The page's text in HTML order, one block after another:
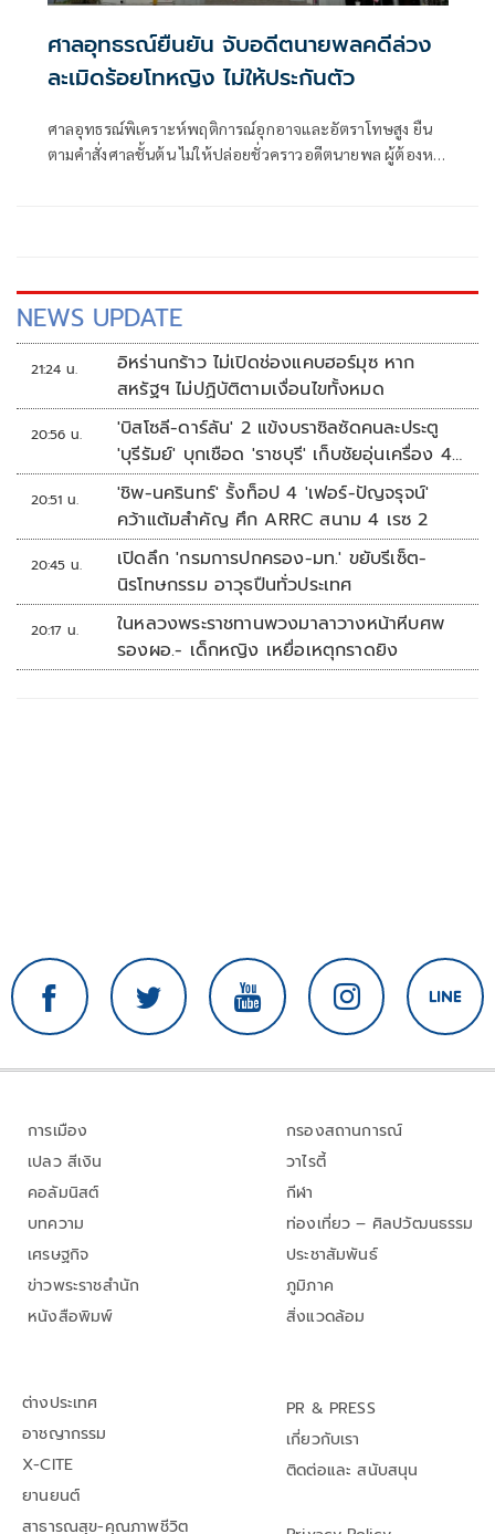
ศาลอุทธรณ์ยืนยัน จับอดีตนายพลคดีล่วง
ละเมิดร้อยโทหญิง ไม่ให้ประกันตัว
ศาลอุทธรณ์พิเคราะห์พฤติการณ์อุกอาจและอัตราโทษสูง ยืน
ตามคำสั่งศาลชั้นต้น ไม่ให้ปล่อยชั่วคราวอดีตนายพล ผู้ต้องหา
NEWS UPDATE
21:24 น.
อิหร่านกร้าว ไม่เปิดช่องแคบฮอร์มุซ หาก
สหรัฐฯ ไม่ปฏิบัติตามเงื่อนไขทั้งหมด
20:56 น.
'บิสโซลี-ดาร์ลัน' 2 แข้งบราซิลซัดคนละประตู
'บุรีรัมย์' บุกเชือด 'ราชบุรี' เก็บชัยอุ่นเครื่อง 4
นัดรวด
20:51 น.
'ชิพ-นครินทร์' รั้งท็อป 4 'เฟอร์-ปัญจรุจน์'
คว้าแต้มสำคัญ ศึก ARRC สนาม 4 เรซ 2
20:45 น.
เปิดลึก 'กรมการปกครอง-มท.' ขยับรีเซ็ต-
นิรโทษกรรม อาวุธปืนทั่วประเทศ
20:17 น.
ในหลวงพระราชทานพวงมาลาวางหน้าหีบศพ
รองผอ.- เด็กหญิง เหยื่อเหตุกราดยิง
การเมือง
เปลว สีเงิน
คอลัมนิสต์
บทความ
เศรษฐกิจ
ข่าวพระราชสำนัก
หนังสือพิมพ์
กรองสถานการณ์
วาไรตี้
กีฬา
ท่องเที่ยว – ศิลปวัฒนธรรม
ประชาสัมพันธ์
ภูมิภาค
สิ่งแวดล้อม
ต่างประเทศ
อาชญากรรม
X-CITE
ยานยนต์
สาธารณสุข-คุณภาพชีวิต
PR & PRESS
เกี่ยวกับเรา
ติดต่อและ สนับสนุน